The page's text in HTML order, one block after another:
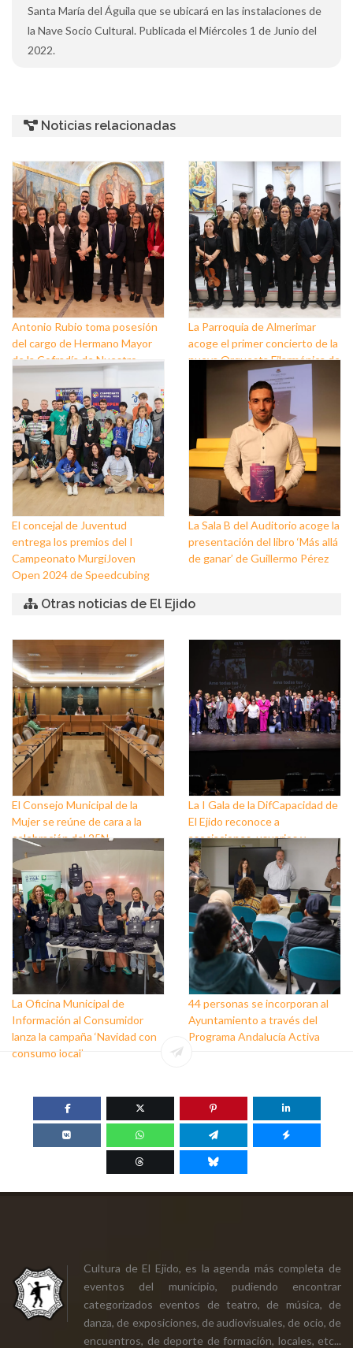
Santa María del Águila que se ubicará en las instalaciones de
la Nave Socio Cultural. Publicada el Miércoles 1 de Junio del
2022.
Noticias relacionadas
Antonio Rubio toma posesión
del cargo de Hermano Mayor
de la Cofradía de Nuestro
Padre Jesús Nazareno y
Nuestra Señora de los Dolores
de Balerma
La Parroquia de Almerimar
acoge el primer concierto de la
nueva Orquesta Filarmónica de
El concejal de Juventud
entrega los premios del I
Campeonato MurgiJoven
Open 2024 de Speedcubing
La Sala B del Auditorio acoge la
presentación del libro ‘Más allá
de ganar’ de Guillermo Pérez
Otras noticias de El Ejido
El Consejo Municipal de la
Mujer se reúne de cara a la
celebración del 25N
La I Gala de la DifCapacidad de
El Ejido reconoce a
asociaciones, usuarios y
personas que trabajan a favor
de este colectivo
La Oficina Municipal de
Información al Consumidor
lanza la campaña ‘Navidad con
consumo local’
44 personas se incorporan al
Ayuntamiento a través del
Programa Andalucía Activa
Cultura de El Ejido, es la agenda más completa de
eventos del municipio, pudiendo encontrar
categorizados eventos de teatro, de música, de
danza, de exposiciones, de audiovisuales, de ocio, de
encuentros, de deporte de formación, locales, etc...